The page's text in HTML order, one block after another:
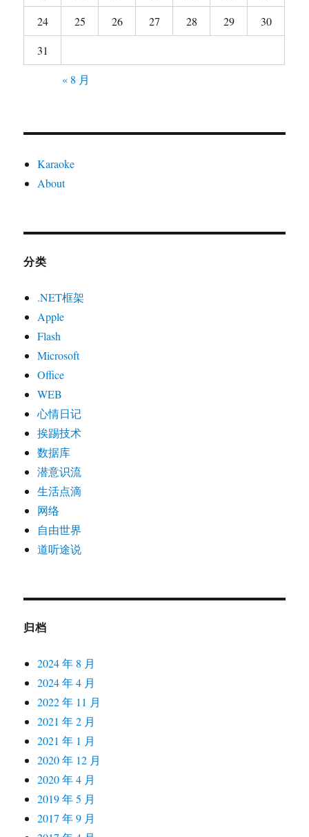
24
25 26 27 28 29
30
31
« 8 月
Karaoke
About
分类
.NET框架
Apple
Flash
Microsoft
Office
WEB
心情日记
挨踢技术
数据库
潜意识流
生活点滴
网络
自由世界
道听途说
归档
2024 年 8 月
2024 年 4 月
2022 年 11 月
2021 年 2 月
2021 年 1 月
2020 年 12 月
2020 年 4 月
2019 年 5 月
2017 年 9 月